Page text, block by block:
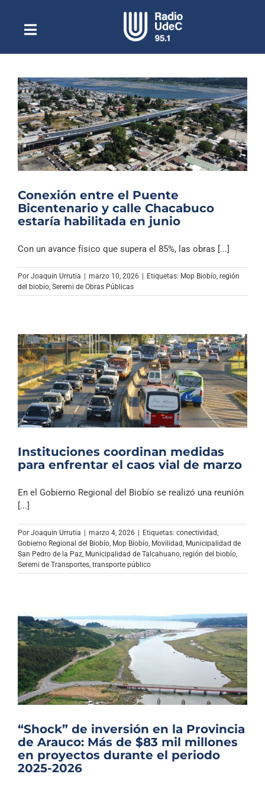
contenidoToggle
NavigationEscuchar Radio UdeC en vivo
Quiénes Somos
Programación
Podcast
Noticias
Columnas
Música Clásica
Especiales
Archivo Sonoro
Conexión entre el Puente
Bicentenario y calle Chacabuco
estaría habilitada en junio
Con un avance físico que supera el 85%, las obras [...]
Por Joaquin Urrutia | marzo 10, 2026 | Etiquetas: Mop Biobío región
del biobío Seremi de Obras Públicas
Instituciones coordinan medidas
para enfrentar el caos vial de marzo
En el Gobierno Regional del Biobío se realizó una reunión
[...]
Por Joaquin Urrutia | marzo 4, 2026 | Etiquetas: conectividad
Gobierno Regional del Biobío Mop Biobío Movilidad Municipalidad de
San Pedro de la Paz Municipalidad de Talcahuano región del biobío
Seremi de Transportes transporte público
“Shock” de inversión en la Provincia
de Arauco: Más de $83 mil millones
en proyectos durante el periodo
2025-2026